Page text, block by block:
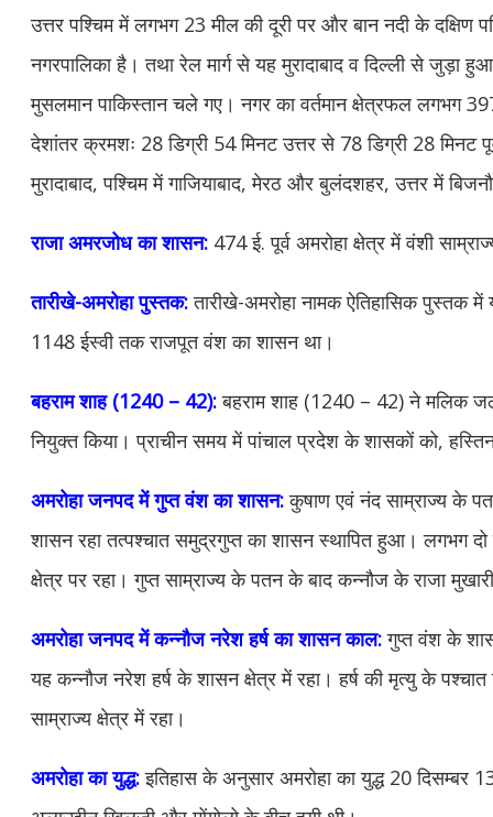
उत्तर पश्चिम में लगभग 23 मील की दूरी पर और बान नदी के दक्षिण
नगरपालिका है। तथा रेल मार्ग से यह मुरादाबाद व दिल्ली से जुड़ा
मुसलमान पाकिस्तान चले गए। नगर का वर्तमान क्षेत्रफल लगभग
देशांतर क्रमशः 28 डिग्री 54 मिनट उत्तर से 78 डिग्री 28 मिनट
मुरादाबाद, पश्चिम में गाजियाबाद, मेरठ और बुलंदशहर, उत्तर में
राजा अमरजोध का शासन: 474 ई. पूर्व अमरोहा क्षेत्र में वंशी
तारीखे-अमरोहा पुस्तक: तारीखे-अमरोहा नामक ऐतिहासिक पुस्तक
1148 ईस्वी तक राजपूत वंश का शासन था।
बहराम शाह (1240 – 42): बहराम शाह (1240 – 42) ने मलिक
नियुक्त किया। प्राचीन समय में पांचाल प्रदेश के शासकों को,
अमरोहा जनपद में गुप्त वंश का शासन:कुषाण एवं नंद साम्राज्य के
शासन रहा तत्पश्चात समुद्रगुप्त का शासन स्थापित हुआ। लगभग
क्षेत्र पर रहा। गुप्त साम्राज्य के पतन के बाद कन्नौज के राजा
अमरोहा जनपद में कन्नौज नरेश हर्ष का शासन काल:गुप्त वंश के
यह कन्नौज नरेश हर्ष के शासन क्षेत्र में रहा। हर्ष की मृत्यु के
साम्राज्य क्षेत्र में रहा।
अमरोहा का युद्ध: इतिहास के अनुसार अमरोहा का युद्ध 20 दिसम्बर